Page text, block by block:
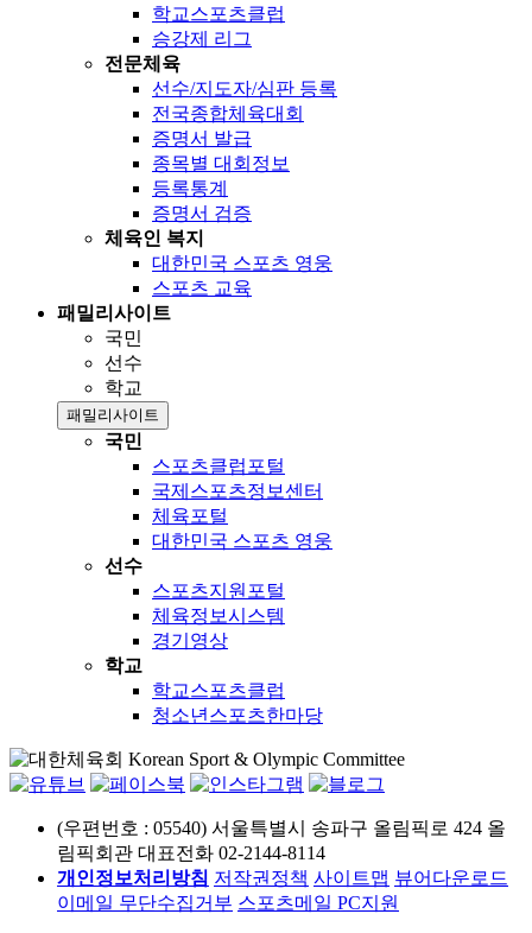
학교스포츠클럽
승강제 리그
전문체육
선수/지도자/심판 등록
전국종합체육대회
증명서 발급
종목별 대회정보
등록통계
증명서 검증
체육인 복지
대한민국 스포츠 영웅
스포츠 교육
패밀리사이트
국민
선수
학교
패밀리사이트
국민
스포츠클럽포털
국제스포츠정보센터
체육포털
대한민국 스포츠 영웅
선수
스포츠지원포털
체육정보시스템
경기영상
학교
학교스포츠클럽
청소년스포츠한마당
(우편번호 : 05540) 서울특별시 송파구 올림픽로 424 올
림픽회관 대표전화 02-2144-8114
개인정보처리방침 저작권정책 사이트맵 뷰어다운로드
이메일 무단수집거부 스포츠메일 PC지원